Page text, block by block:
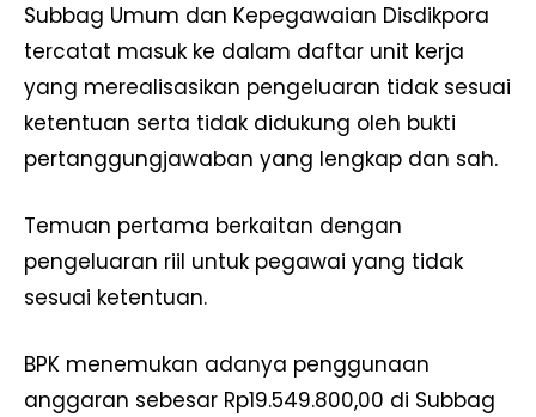
Subbag Umum dan Kepegawaian Disdikpora
tercatat masuk ke dalam daftar unit kerja
yang merealisasikan pengeluaran tidak sesuai
ketentuan serta tidak didukung oleh bukti
pertanggungjawaban yang lengkap dan sah.
Temuan pertama berkaitan dengan
pengeluaran riil untuk pegawai yang tidak
sesuai ketentuan.
BPK menemukan adanya penggunaan
anggaran sebesar Rp19.549.800,00 di Subbag